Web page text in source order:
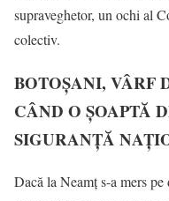
supraveghetor, un ochi al
colectiv.
BOTOȘANI, VÂRF
CÂND O ȘOAPTĂ
SIGURANȚĂ
Dacă la Neamț s-a mers